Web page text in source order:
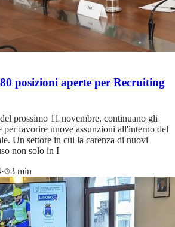
posizioni aperte per Recruiting
prossimo 11 novembre, continuano gli
per favorire nuove assunzioni all'interno del
Un settore in cui la carenza di nuovi
non solo in I
· 3 min